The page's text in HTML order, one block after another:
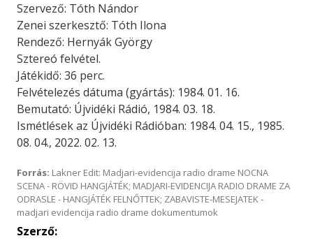
Szervező: Tóth Nándor
Zenei szerkesztő: Tóth Ilona
Rendező: Hernyák György
Sztereó felvétel.
Játékidő: 36 perc.
Felvételezés dátuma (gyártás): 1984. 01. 16.
Bemutató: Újvidéki Rádió, 1984. 03. 18.
Ismétlések az Újvidéki Rádióban: 1984. 04. 15., 1985.
08. 04., 2022. 02. 13.
Forrás: Lakner Edit: Madjari-evidencija radio drame NOCNA
SCENA - RÖVID HANGJÁTÉK; MADJARI-EVIDENCIJA RADIO DRAME ZA
ODRASLE - HANGJÁTÉK FELNŐTTEK; ZABAVISTE-MESEJATEK -
madjari evidencija radio drame dokumentumok
Szerző: